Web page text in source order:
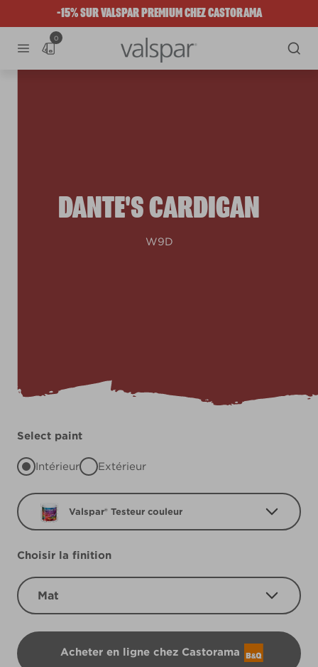
-15% SUR VALSPAR PREMIUM CHEZ CASTORAMA
0
DANTE'S CARDIGAN
W9D
Select paint
Intérieur Extérieur
Valspar® Testeur couleur
Choisir la finition
Mat
Acheter en ligne chez Castorama
B&Q